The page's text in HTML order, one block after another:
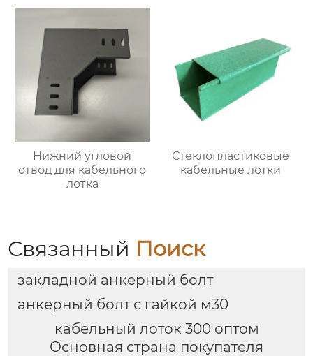
Нижний угловой
отвод для кабельного
лотка
Стеклопластиковые
кабельные лотки
Связанный Поиск
закладной анкерный болт
анкерный болт с гайкой м30
кабельный лоток 300 оптом
Основная страна покупателя